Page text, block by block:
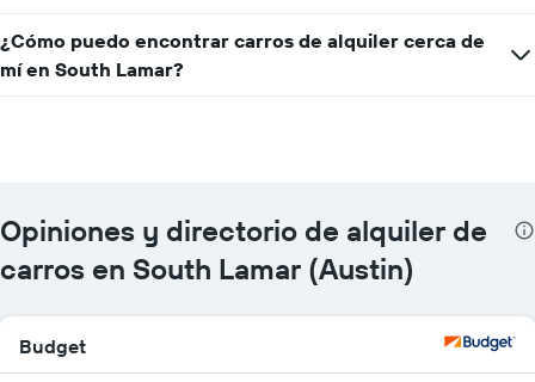
¿Cómo puedo encontrar carros de alquiler cerca de
mí en South Lamar?
Opiniones y directorio de alquiler de
carros en South Lamar (Austin)
Budget